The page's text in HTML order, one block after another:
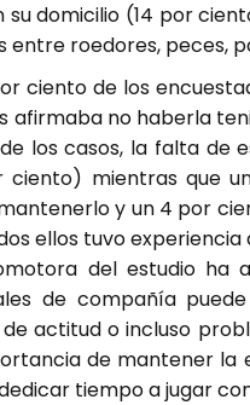
domicilio (14 por
entre roedores, peces,
ciento de los
afirmaba no haberla
los casos, la falta de
ciento) mientras que
y un 4 por
ellos tuvo
del estudio ha
de compañía
actitud o incluso
de mantener la
tiempo a jugar